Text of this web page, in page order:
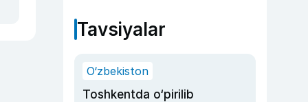
Tavsiyalar
O‘zbekiston
Toshkentda o‘pirilib